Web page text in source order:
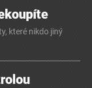
které nikdo jiný